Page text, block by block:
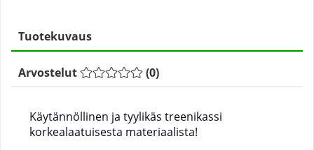
Tuotekuvaus
Arvostelut (0)
Käytännöllinen ja tyylikäs treenikassi
korkealaatuisesta materiaalista!